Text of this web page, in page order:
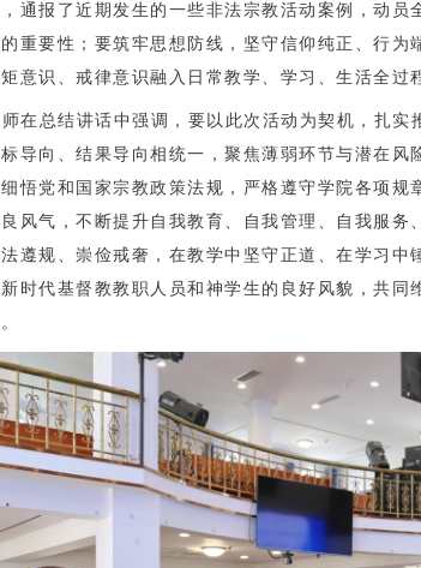
通报了近期发生的一些非法宗教活动案例，动员
重要性；要筑牢思想防线，坚守信仰纯正、行
意识、戒律意识融入日常教学、学习、生活全过
在总结讲话中强调，要以此次活动为契机，扎
导向、结果导向相统一，聚焦薄弱环节与潜在风
悟党和国家宗教政策法规，严格遵守学院各项
风气，不断提升自我教育、自我管理、自我服
遵规、崇俭戒奢，在教学中坚守正道、在学习
时代基督教教职人员和神学生的良好风貌，共